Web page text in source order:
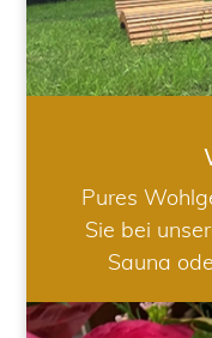
Pures
Sie bei
Sauna